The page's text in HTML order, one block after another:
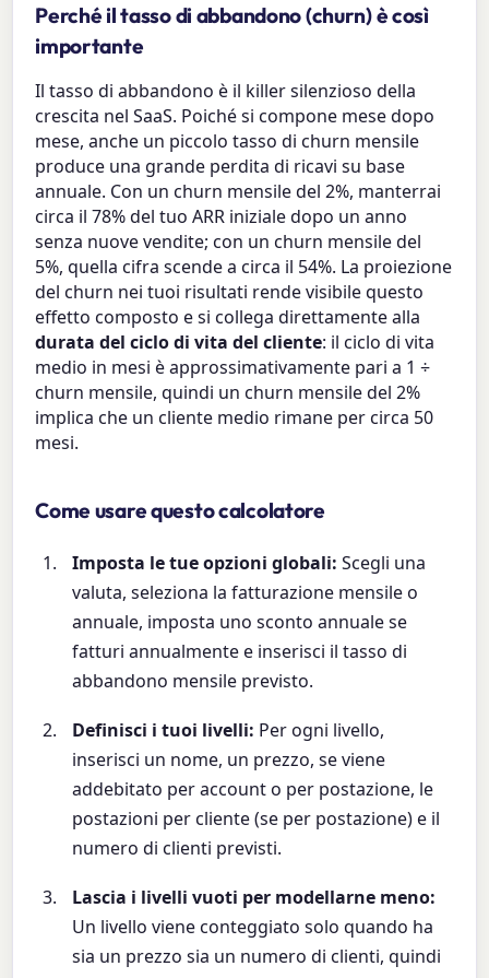
Perché il tasso di abbandono (churn) è così
importante
Il tasso di abbandono è il killer silenzioso della
crescita nel SaaS. Poiché si compone mese dopo
mese, anche un piccolo tasso di churn mensile
produce una grande perdita di ricavi su base
annuale. Con un churn mensile del 2%, manterrai
circa il 78% del tuo ARR iniziale dopo un anno
senza nuove vendite; con un churn mensile del
5%, quella cifra scende a circa il 54%. La proiezione
del churn nei tuoi risultati rende visibile questo
effetto composto e si collega direttamente alla
durata del ciclo di vita del cliente: il ciclo di vita
medio in mesi è approssimativamente pari a 1 ÷
churn mensile, quindi un churn mensile del 2%
implica che un cliente medio rimane per circa 50
mesi.
Come usare questo calcolatore
Imposta le tue opzioni globali: Scegli una
valuta, seleziona la fatturazione mensile o
annuale, imposta uno sconto annuale se
fatturi annualmente e inserisci il tasso di
abbandono mensile previsto.
Definisci i tuoi livelli: Per ogni livello,
inserisci un nome, un prezzo, se viene
addebitato per account o per postazione, le
postazioni per cliente (se per postazione) e il
numero di clienti previsti.
Lascia i livelli vuoti per modellarne meno:
Un livello viene conteggiato solo quando ha
sia un prezzo sia un numero di clienti, quindi